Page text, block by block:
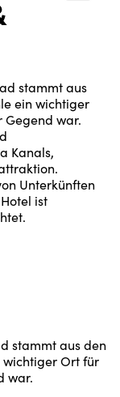
stammt aus
ein wichtiger
Gegend war.
Kanals,
Unterkünften
ist
stammt aus den
wichtiger Ort für
war.